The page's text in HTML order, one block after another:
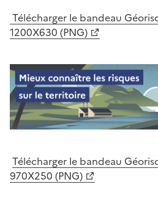
Télécharger le bandeau
1200X630 (PNG)
Télécharger le bandeau
970X250 (PNG)